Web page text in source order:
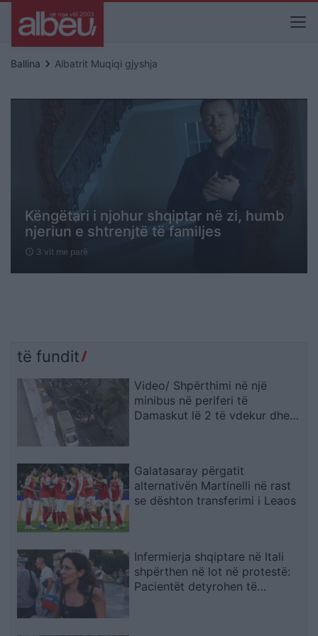
Ballina keyboard_arrow_right Albatrit Muqiqi gjyshja
Këngëtari i njohur shqiptar në zi, humb
njeriun e shtrenjtë të familjes
schedule 3 vit me parë
të fundit
Video/ Shpërthimi në një
minibus në periferi të
Damaskut lë 2 të vdekur dhe
Galatasaray përgatit
alternativën Martinelli në rast
se dështon transferimi i Leaos
Infermierja shqiptare në Itali
shpërthen në lot në protestë:
Pacientët detyrohen të